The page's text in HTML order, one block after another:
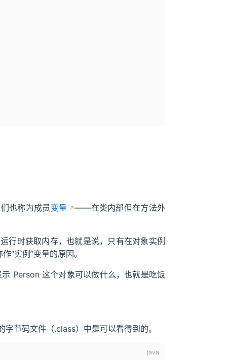
也称为成员 变量
——在类内部但在方法外
行时获取内存，也就是说，只有在对象实例
“实例”变量的原因。
示 Person 这个对象可以做什么，也就是吃饭
节码文件（.class）中是可以看得到的。